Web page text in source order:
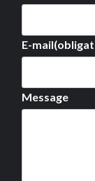
E-mail
Message